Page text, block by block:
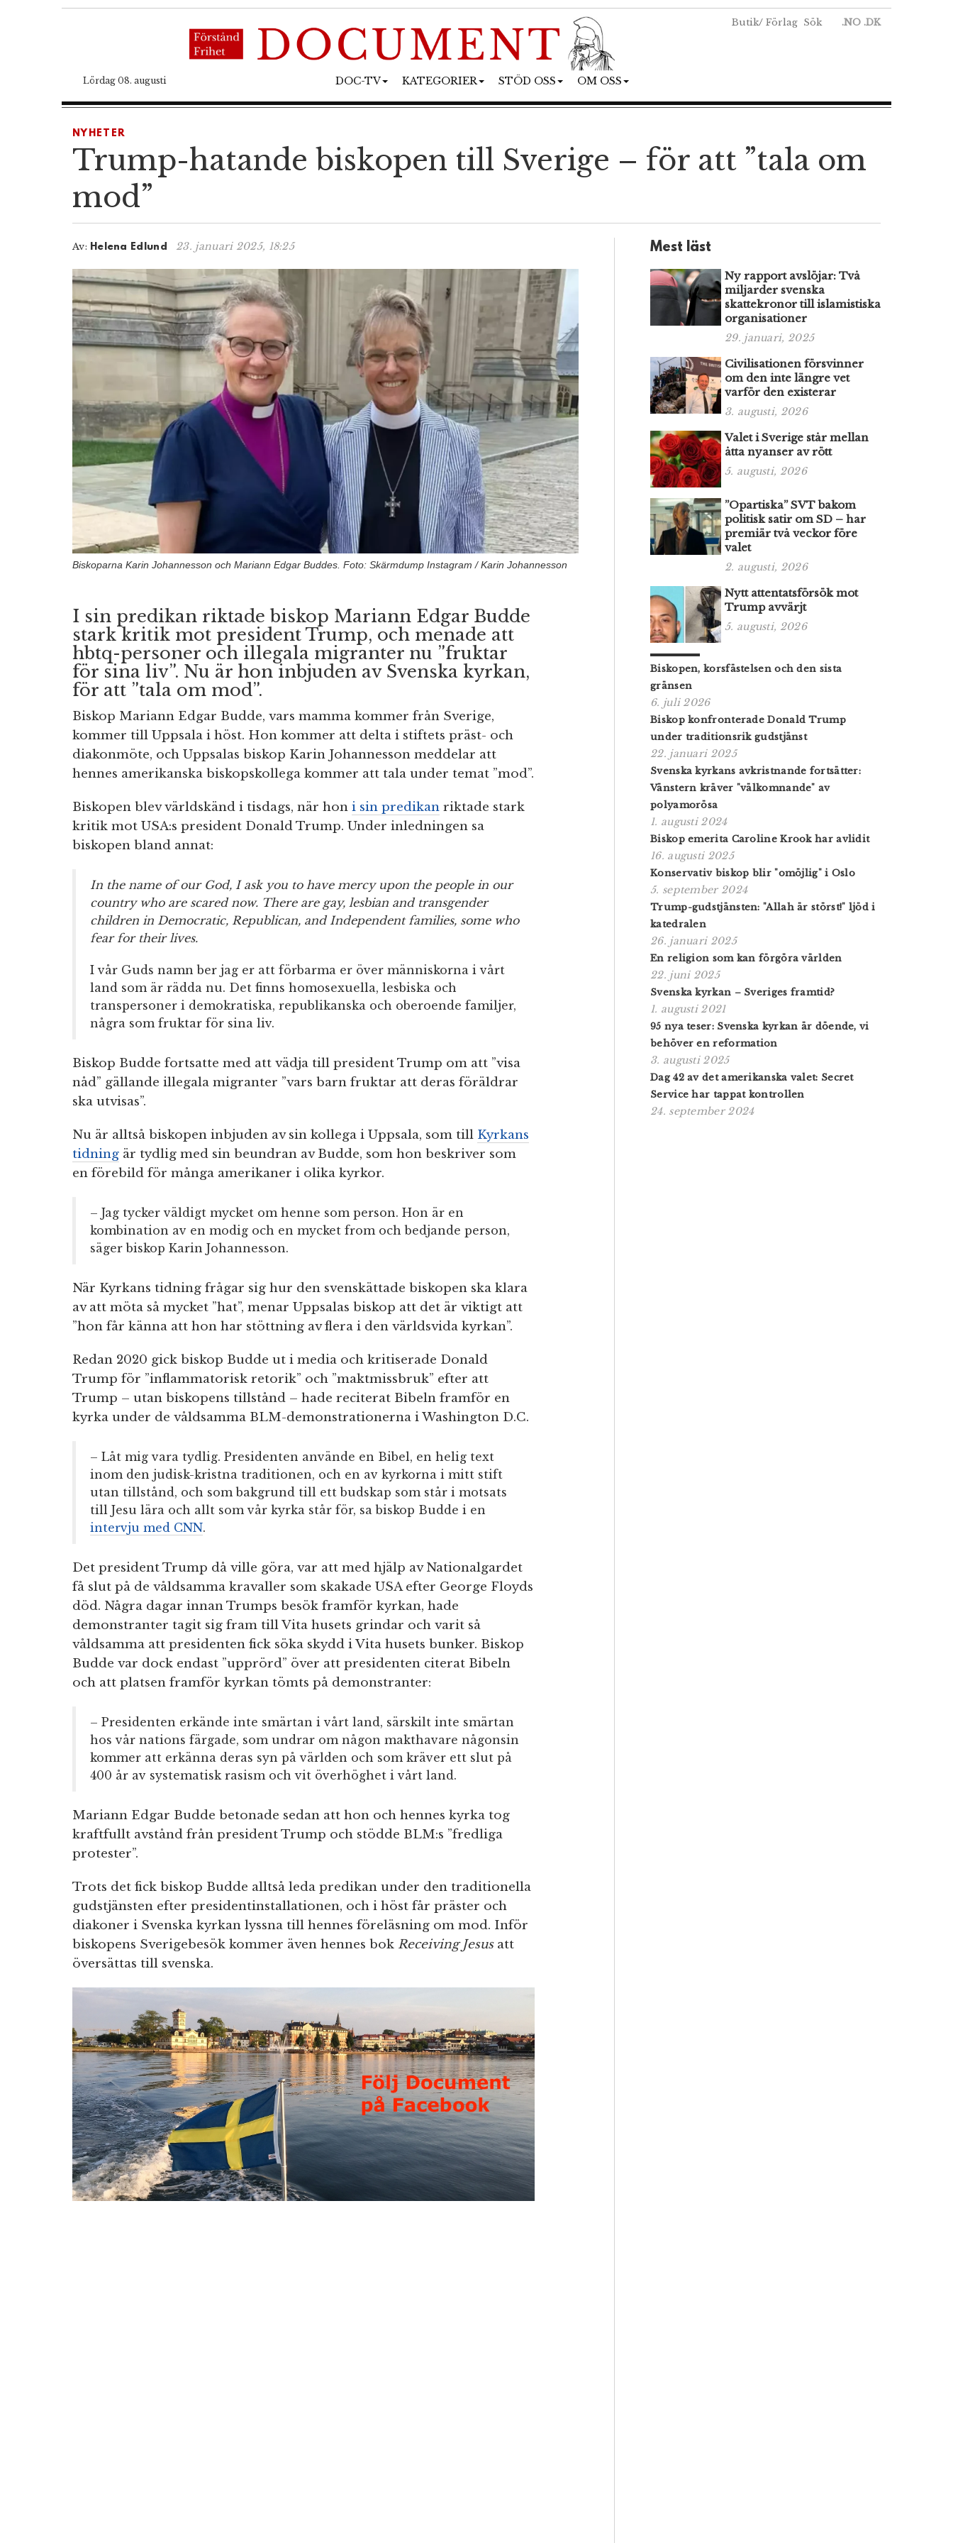
Butik/ Förlag Sök .NO .DK
Lördag 08. augusti DOC-TV KATEGORIER STÖD OSS OM OSS
NYHETER
Trump-hatande biskopen till Sverige – för att ”tala om
mod”
Av: Helena Edlund 23. januari 2025, 18:25
Biskoparna Karin Johannesson och Mariann Edgar Buddes. Foto: Skärmdump Instagram / Karin Johannesson
I sin predikan riktade biskop Mariann Edgar Budde
stark kritik mot president Trump, och menade att
hbtq-personer och illegala migranter nu ”fruktar
för sina liv”. Nu är hon inbjuden av Svenska kyrkan,
för att ”tala om mod”.
Biskop Mariann Edgar Budde, vars mamma kommer från Sverige,
kommer till Uppsala i höst. Hon kommer att delta i stiftets präst- och
diakonmöte, och Uppsalas biskop Karin Johannesson meddelar att
hennes amerikanska biskopskollega kommer att tala under temat ”mod”.
Biskopen blev världskänd i tisdags, när hon i sin predikan riktade stark
kritik mot USA:s president Donald Trump. Under inledningen sa
biskopen bland annat:
In the name of our God, I ask you to have mercy upon the people in our
country who are scared now. There are gay, lesbian and transgender
children in Democratic, Republican, and Independent families, some who
fear for their lives.
I vår Guds namn ber jag er att förbarma er över människorna i vårt
land som är rädda nu. Det finns homosexuella, lesbiska och
transpersoner i demokratiska, republikanska och oberoende familjer,
några som fruktar för sina liv.
Biskop Budde fortsatte med att vädja till president Trump om att ”visa
nåd” gällande illegala migranter ”vars barn fruktar att deras föräldrar
ska utvisas”.
Nu är alltså biskopen inbjuden av sin kollega i Uppsala, som till Kyrkans
tidning är tydlig med sin beundran av Budde, som hon beskriver som
en förebild för många amerikaner i olika kyrkor.
– Jag tycker väldigt mycket om henne som person. Hon är en
kombination av en modig och en mycket from och bedjande person,
säger biskop Karin Johannesson.
När Kyrkans tidning frågar sig hur den svenskättade biskopen ska klara
av att möta så mycket ”hat”, menar Uppsalas biskop att det är viktigt att
”hon får känna att hon har stöttning av flera i den världsvida kyrkan”.
Redan 2020 gick biskop Budde ut i media och kritiserade Donald
Trump för ”inflammatorisk retorik” och ”maktmissbruk” efter att
Trump – utan biskopens tillstånd – hade reciterat Bibeln framför en
kyrka under de våldsamma BLM-demonstrationerna i Washington D.C.
– Låt mig vara tydlig. Presidenten använde en Bibel, en helig text
inom den judisk-kristna traditionen, och en av kyrkorna i mitt stift
utan tillstånd, och som bakgrund till ett budskap som står i motsats
till Jesu lära och allt som vår kyrka står för, sa biskop Budde i en
intervju med CNN.
Det president Trump då ville göra, var att med hjälp av Nationalgardet
få slut på de våldsamma kravaller som skakade USA efter George Floyds
död. Några dagar innan Trumps besök framför kyrkan, hade
demonstranter tagit sig fram till Vita husets grindar och varit så
våldsamma att presidenten fick söka skydd i Vita husets bunker. Biskop
Budde var dock endast ”upprörd” över att presidenten citerat Bibeln
och att platsen framför kyrkan tömts på demonstranter:
– Presidenten erkände inte smärtan i vårt land, särskilt inte smärtan
hos vår nations färgade, som undrar om någon makthavare någonsin
kommer att erkänna deras syn på världen och som kräver ett slut på
400 år av systematisk rasism och vit överhöghet i vårt land.
Mariann Edgar Budde betonade sedan att hon och hennes kyrka tog
kraftfullt avstånd från president Trump och stödde BLM:s ”fredliga
protester”.
Trots det fick biskop Budde alltså leda predikan under den traditionella
gudstjänsten efter presidentinstallationen, och i höst får präster och
diakoner i Svenska kyrkan lyssna till hennes föreläsning om mod. Inför
biskopens Sverigebesök kommer även hennes bok Receiving Jesusatt
översättas till svenska.
Mest läst
Ny rapport avslöjar: Två
miljarder svenska
skattekronor till islamistiska
organisationer
29. januari, 2025
Civilisationen försvinner
om den inte längre vet
varför den existerar
3. augusti, 2026
Valet i Sverige står mellan
åtta nyanser av rött
5. augusti, 2026
”Opartiska” SVT bakom
politisk satir om SD – har
premiär två veckor före
valet
2. augusti, 2026
Nytt attentatsförsök mot
Trump avvärjt
5. augusti, 2026
Biskopen, korsfästelsen och den sista
gränsen
6. juli 2026
Biskop konfronterade Donald Trump
under traditionsrik gudstjänst
22. januari 2025
Svenska kyrkans avkristnande fortsätter:
Vänstern kräver "välkomnande" av
polyamorösa
1. augusti 2024
Biskop emerita Caroline Krook har avlidit
16. augusti 2025
Konservativ biskop blir "omöjlig" i Oslo
5. september 2024
Trump-gudstjänsten: "Allah är störst!" ljöd i
katedralen
26. januari 2025
En religion som kan förgöra världen
22. juni 2025
Svenska kyrkan – Sveriges framtid?
1. augusti 2021
95 nya teser: Svenska kyrkan är döende, vi
behöver en reformation
3. augusti 2025
Dag 42 av det amerikanska valet: Secret
Service har tappat kontrollen
24. september 2024